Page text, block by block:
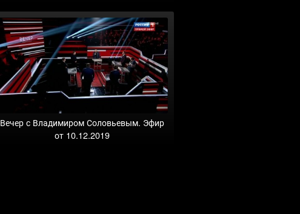
Вечер с Владимиром Соловьевым. Эфир
от 10.12.2019